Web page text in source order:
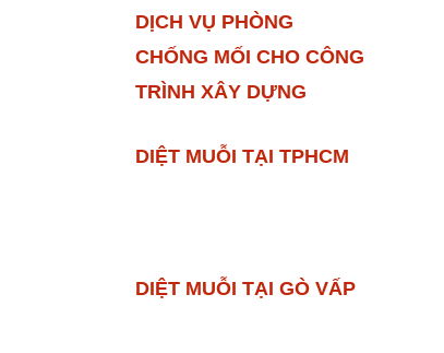
DỊCH VỤ PHÒNG
CHỐNG MỐI CHO CÔNG
TRÌNH XÂY DỰNG
DIỆT MUỖI TẠI TPHCM
DIỆT MUỖI TẠI GÒ VẤP